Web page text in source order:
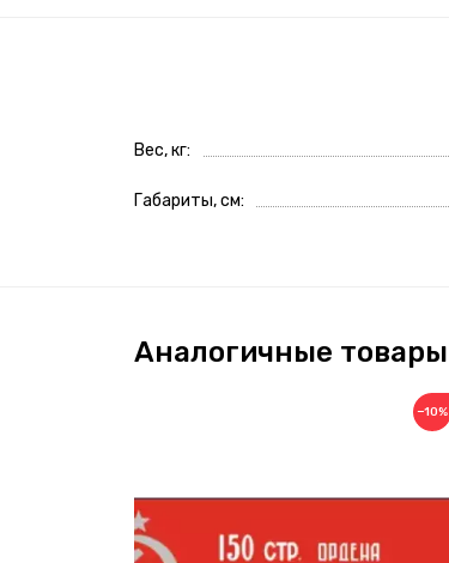
Вес, кг
Габариты, см
Аналогичные товары
−10%